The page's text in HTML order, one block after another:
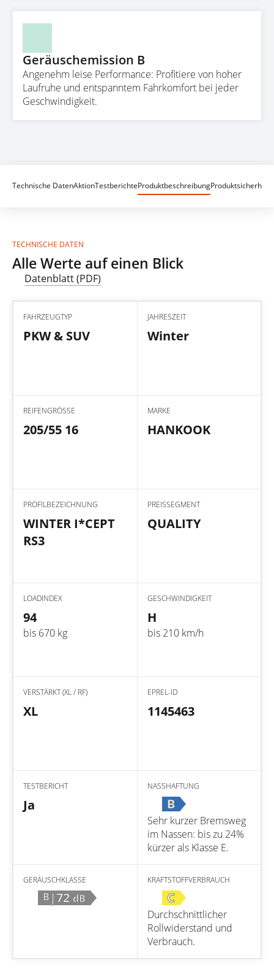
Geräuschemission B
Angenehm leise Performance: Profitiere von hoher
Laufruhe und entspanntem Fahrkomfort bei jeder
Geschwindigkeit.
Technische DatenAktionTestberichteProduktbeschreibungProduktsicherheit
TECHNISCHE DATEN
Alle Werte auf einen Blick
Datenblatt (PDF)
FAHRZEUGTYP
PKW & SUV
JAHRESZEIT
Winter
REIFENGRÖSSE
205/55 16
MARKE
HANKOOK
PROFILBEZEICHNUNG
WINTER I*CEPT
RS3
PREISSEGMENT
QUALITY
LOADINDEX
94
bis 670 kg
GESCHWINDIGKEIT
H
bis 210 km/h
VERSTÄRKT (XL / RF)
XL
EPREL-ID
1145463
TESTBERICHT
Ja
NASSHAFTUNG
B
Sehr kurzer Bremsweg
im Nassen: bis zu 24%
kürzer als Klasse E.
GERÄUSCHKLASSE
B |72 dB
KRAFTSTOFFVERBRAUCH
C
Durchschnittlicher
Rollwiderstand und
Verbrauch.